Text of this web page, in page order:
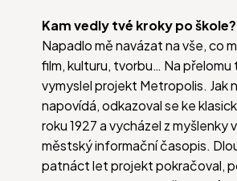
Kam vedly tvé kroky po škole?
Napadlo mě navázat na vše, co
film, kulturu, tvorbu… Na přelomu
vymyslel projekt Metropolis. Jak
napovídá, odkazoval se ke
roku 1927 a vycházel z myšlenky
městský informační časopis.
patnáct let projekt pokračoval,